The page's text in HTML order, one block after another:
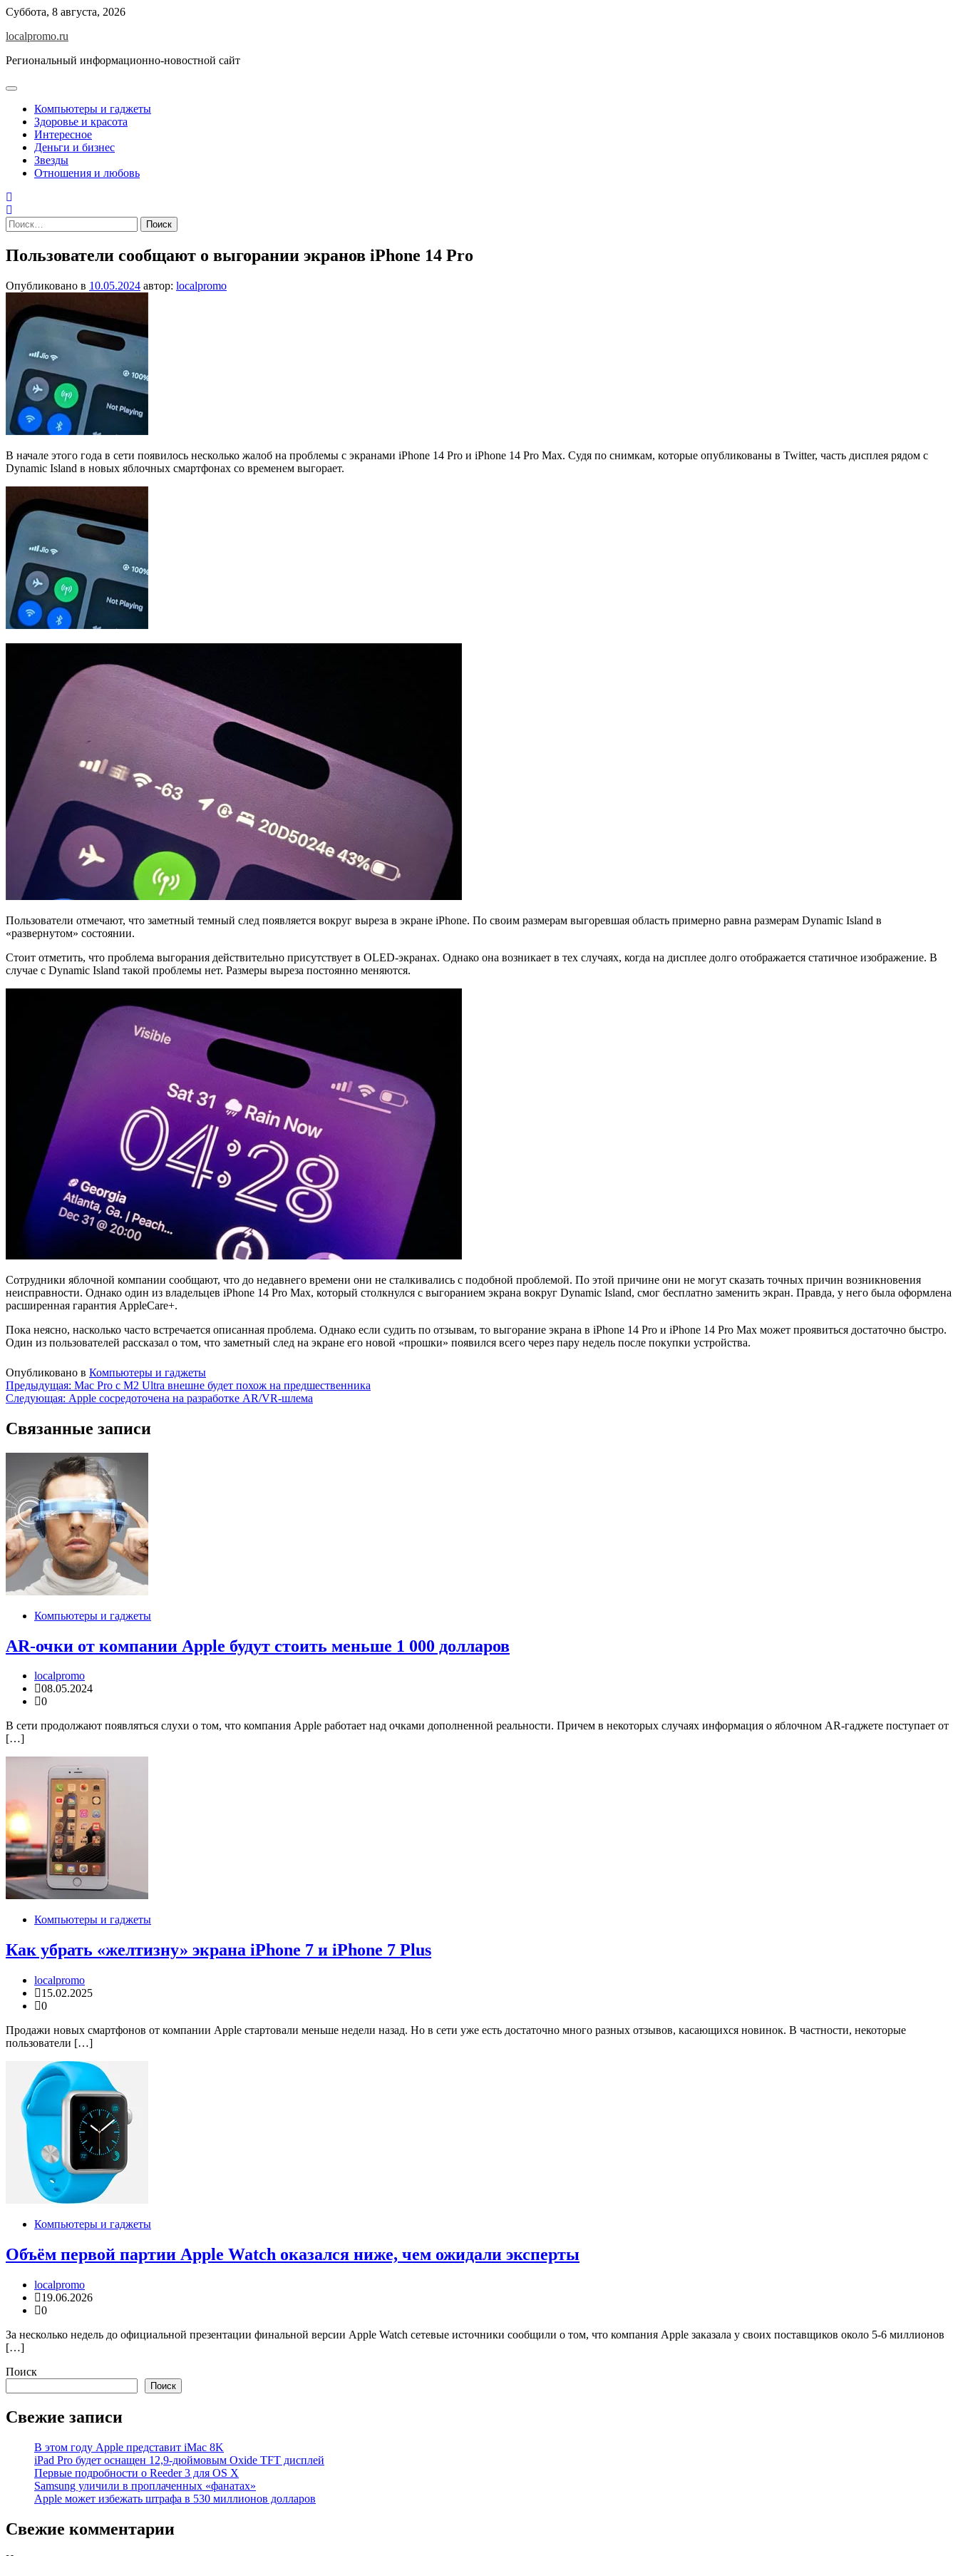
Перейти
содержимому
Суббота, 8 августа, 2026
localpromo.ru
Региональный информационно-новостной сайт
Компьютеры и гаджеты
Здоровье и красота
Интересное
Деньги и бизнес
Звезды
Отношения и любовь
Найти:
Пользователи сообщают о выгорании экранов iPhone 14 Pro
Опубликовано в 10.05.2024 автор: localpromo
В начале этого года в сети появилось несколько жалоб на проблемы с экранами iPhone 14 Pro и iPhone 14 Pro Max. Судя по снимкам, которые опубликованы в Twitter, часть дисплея рядом с
Dynamic Island в новых яблочных смартфонах со временем выгорает.
Пользователи отмечают, что заметный темный след появляется вокруг выреза в экране iPhone. По своим размерам выгоревшая область примерно равна размерам Dynamic Island в
«развернутом» состоянии.
Стоит отметить, что проблема выгорания действительно присутствует в OLED-экранах. Однако она возникает в тех случаях, когда на дисплее долго отображается статичное изображение. В
случае с Dynamic Island такой проблемы нет. Размеры выреза постоянно меняются.
Сотрудники яблочной компании сообщают, что до недавнего времени они не сталкивались с подобной проблемой. По этой причине они не могут сказать точных причин возникновения
неисправности. Однако один из владельцев iPhone 14 Pro Max, который столкнулся с выгоранием экрана вокруг Dynamic Island, смог бесплатно заменить экран. Правда, у него была оформлена
расширенная гарантия AppleCare+.
Пока неясно, насколько часто встречается описанная проблема. Однако если судить по отзывам, то выгорание экрана в iPhone 14 Pro и iPhone 14 Pro Max может проявиться достаточно быстро.
Один из пользователей рассказал о том, что заметный след на экране его новой «прошки» появился всего через пару недель после покупки устройства.
Опубликовано в Компьютеры и гаджеты
Навигация
по
записям
Предыдущая: Mac Pro с M2 Ultra внешне будет похож на предшественника
Следующая: Apple сосредоточена на разработке AR/VR-шлема
Связанные записи
Компьютеры и гаджеты
AR-очки от компании Apple будут стоить меньше 1 000 долларов
localpromo
08.05.2024
0
В сети продолжают появляться слухи о том, что компания Apple работает над очками дополненной реальности. Причем в некоторых случаях информация о яблочном AR-гаджете поступает от
[…]
Компьютеры и гаджеты
Как убрать «желтизну» экрана iPhone 7 и iPhone 7 Plus
localpromo
15.02.2025
0
Продажи новых смартфонов от компании Apple стартовали меньше недели назад. Но в сети уже есть достаточно много разных отзывов, касающихся новинок. В частности, некоторые
пользователи […]
Компьютеры и гаджеты
Объём первой партии Apple Watch оказался ниже, чем ожидали эксперты
localpromo
19.06.2026
0
За несколько недель до официальной презентации финальной версии Apple Watch сетевые источники сообщили о том, что компания Apple заказала у своих поставщиков около 5-6 миллионов
[…]
Поиск
Поиск
Свежие записи
В этом году Apple представит iMac 8K
iPad Pro будет оснащен 12,9-дюймовым Oxide TFT дисплей
Первые подробности о Reeder 3 для OS X
Samsung уличили в проплаченных «фанатах»
Apple может избежать штрафа в 530 миллионов долларов
Свежие комментарии